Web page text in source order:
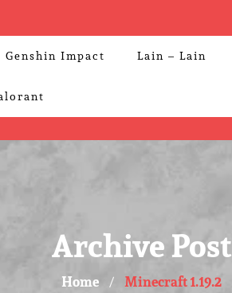
Genshin Impact Lain – Lain
Archive Post
Home / Minecraft 1.19.2